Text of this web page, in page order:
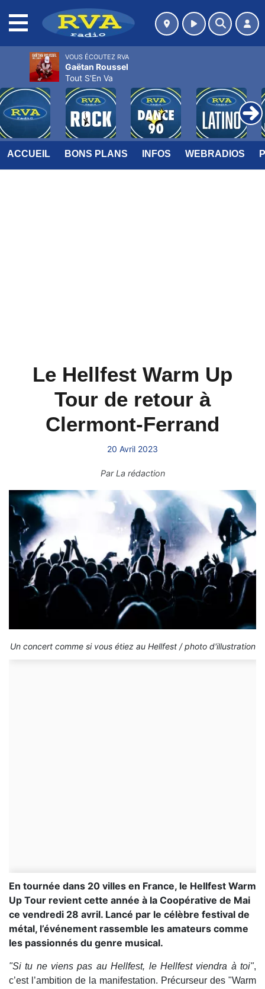
ACCUEIL BONS PLANS INFOS WEBRADIOS
Le Hellfest Warm Up
Tour de retour à
Clermont-Ferrand
20 Avril 2023
ParLa rédaction
Un concert comme si vous étiez au Hellfest / photo d'illustration
En tournée dans 20 villes en France, le Hellfest Warm
Up Tour revient cette année à la Coopérative de Mai
ce vendredi 28 avril. Lancé par le célèbre festival de
métal, l’événement rassemble les amateurs comme
les passionnés du genre musical.
"Si tu ne viens pas au Hellfest, le Hellfest viendra à toi",
c’est l’ambition de la manifestation. Précurseur des "Warm
VOUS ÉCOUTEZ RVA
Gaëtan Roussel
Tout S'En Va